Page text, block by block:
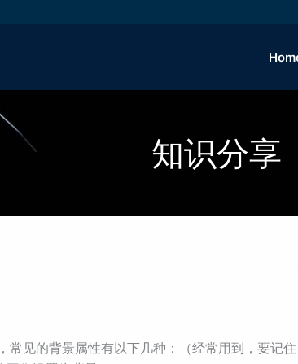
知识分享
常见的背景属性有以下几种：（经常用到，要